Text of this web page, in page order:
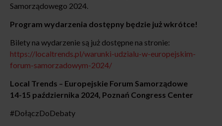
Samorządowego 2024.
Program wydarzenia dostępny będzie już wkrótce!
Bilety na wydarzenie są już dostępne na stronie:
https://localtrends.pl/warunki-udzialu-w-europejskim-
forum-samorzadowym-2024/
Local Trends – Europejskie Forum Samorządowe
14-15 października 2024, Poznań Congress Center
#DołączDoDebaty